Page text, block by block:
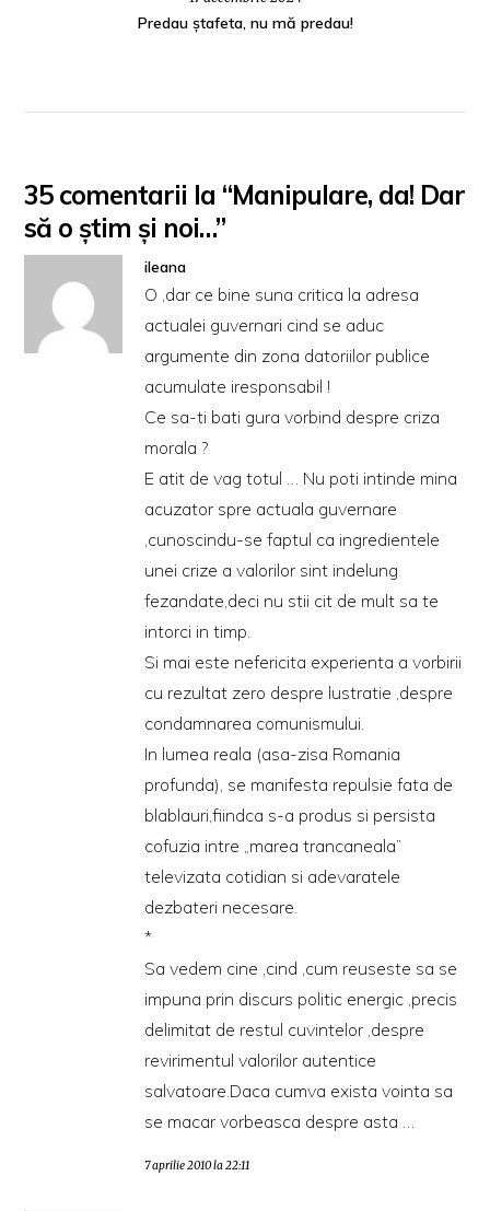
Predau ștafeta, nu mă predau!
35 comentarii la “Manipulare, da! Dar
să o ştim şi noi…”
ileana
O ,dar ce bine suna critica la adresa
actualei guvernari cind se aduc
argumente din zona datoriilor publice
acumulate iresponsabil !
Ce sa-ti bati gura vorbind despre criza
morala ?
E atit de vag totul … Nu poti intinde mina
acuzator spre actuala guvernare
,cunoscindu-se faptul ca ingredientele
unei crize a valorilor sint indelung
fezandate,deci nu stii cit de mult sa te
intorci in timp.
Si mai este nefericita experienta a vorbirii
cu rezultat zero despre lustratie ,despre
condamnarea comunismului.
In lumea reala (asa-zisa Romania
profunda), se manifesta repulsie fata de
blablauri,fiindca s-a produs si persista
cofuzia intre „marea trancaneala”
televizata cotidian si adevaratele
dezbateri necesare.
*
Sa vedem cine ,cind ,cum reuseste sa se
impuna prin discurs politic energic ,precis
delimitat de restul cuvintelor ,despre
revirimentul valorilor autentice
salvatoare.Daca cumva exista vointa sa
se macar vorbeasca despre asta …
7 aprilie 2010 la 22:11